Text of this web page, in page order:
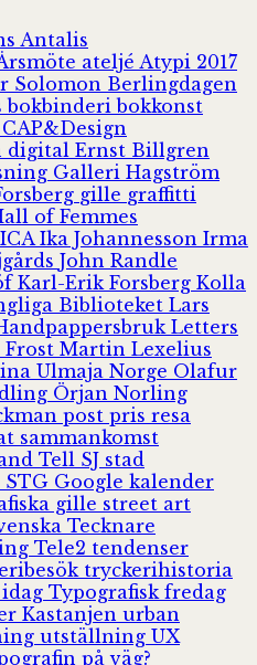
Antalis
ateljé Atypi 2017
Solomon Berlingdagen
bokbinderibokkonst
CAP&Design
digital Ernst Billgren
Galleri Hagström
gille graffitti
of Femmes
ICA Ika Johannesson Irma
John Randle
Karl-Erik Forsberg Kolla
Biblioteket Lars
Letters
Martin Lexelius
Ulmaja Norge Olafur
Örjan Norling
post pris resa
sammankomst
Tell SJ stad
STG Google kalender
gille street art
Tecknare
Tele2 tendenser
tryckerihistoria
Typografisk fredag
Kastanjen urban
utställning UX
på väg?